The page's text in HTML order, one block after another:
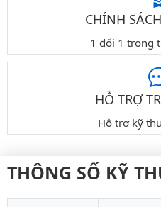
CHÍNH
1 đổi 1 trong
HỖ TRỢ
Hỗ trợ kỹ
THÔNG SỐ KỸ